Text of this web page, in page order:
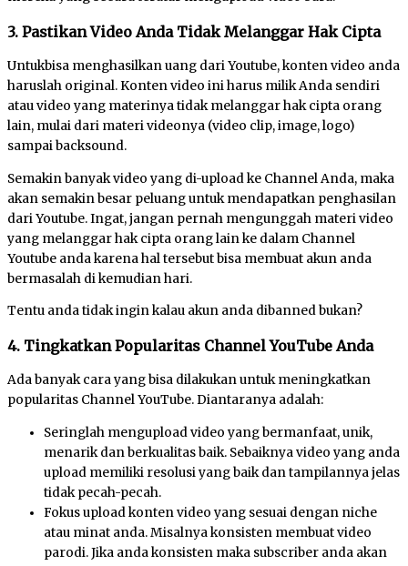
3. Pastikan Video Anda Tidak Melanggar Hak Cipta
Untukbisa menghasilkan uang dari Youtube, konten video anda
haruslah original. Konten video ini harus milik Anda sendiri
atau video yang materinya tidak melanggar hak cipta orang
lain, mulai dari materi videonya (video clip, image, logo)
sampai backsound.
Semakin banyak video yang di-upload ke Channel Anda, maka
akan semakin besar peluang untuk mendapatkan penghasilan
dari Youtube. Ingat, jangan pernah mengunggah materi video
yang melanggar hak cipta orang lain ke dalam Channel
Youtube anda karena hal tersebut bisa membuat akun anda
bermasalah di kemudian hari.
Tentu anda tidak ingin kalau akun anda dibanned bukan?
4. Tingkatkan Popularitas Channel YouTube Anda
Ada banyak cara yang bisa dilakukan untuk meningkatkan
popularitas Channel YouTube. Diantaranya adalah:
Seringlah mengupload video yang bermanfaat, unik,
menarik dan berkualitas baik. Sebaiknya video yang anda
upload memiliki resolusi yang baik dan tampilannya jelas
tidak pecah-pecah.
Fokus upload konten video yang sesuai dengan niche
atau minat anda. Misalnya konsisten membuat video
parodi. Jika anda konsisten maka subscriber anda akan